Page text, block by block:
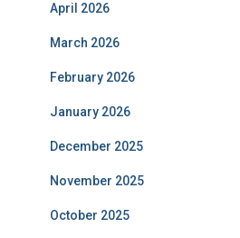
April 2026
March 2026
February 2026
January 2026
December 2025
November 2025
October 2025